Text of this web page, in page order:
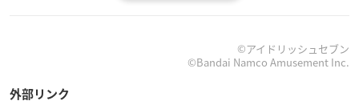
©アイドリッシュセブン
©Bandai Namco Amusement Inc.
外部リンク